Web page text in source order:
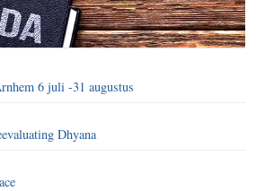
6 juli -31 augustus
Dhyana